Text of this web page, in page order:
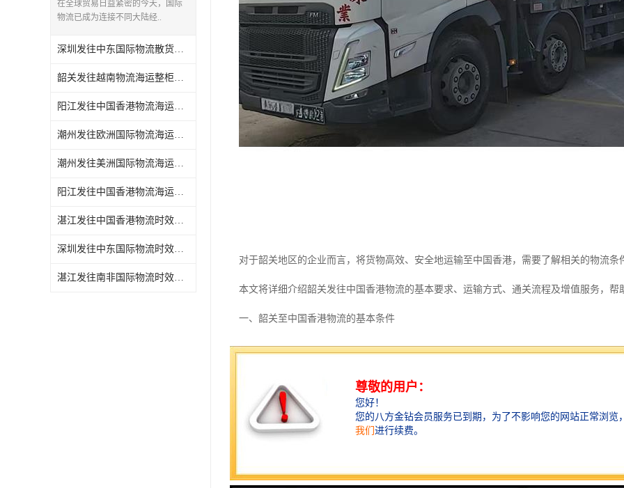
在全球贸易日益紧密的今天，国际
物流已成为连接不同大陆经..
深圳发往中东国际物流散货怎么计费
韶关发往越南物流海运整柜怎么计费贴心服务
阳江发往中国香港物流海运需要什么文件
潮州发往欧洲国际物流海运需要什么文件
潮州发往美洲国际物流海运需要什么文件
阳江发往中国香港物流海运整柜怎么计费贴心服务
湛江发往中国香港物流时效需要几天
深圳发往中东国际物流时效需要几天
湛江发往南非国际物流时效需要几天
对于韶关地区的企业而言，将货物高效、安全地运输至中国香港，需要了解相关的物流条
本文将详细介绍韶关发往中国香港物流的基本要求、运输方式、通关流程及增值服务，帮
一、韶关至中国香港物流的基本条件
1. 货物合规性
无论是普通货物还是特殊商品（如食品、电子产品、化工品等），均需符合内地与中国香
部分商品可能需要提供检验检疫证明、原产地证书等文件，以确保顺利通关。
2. 运输资质